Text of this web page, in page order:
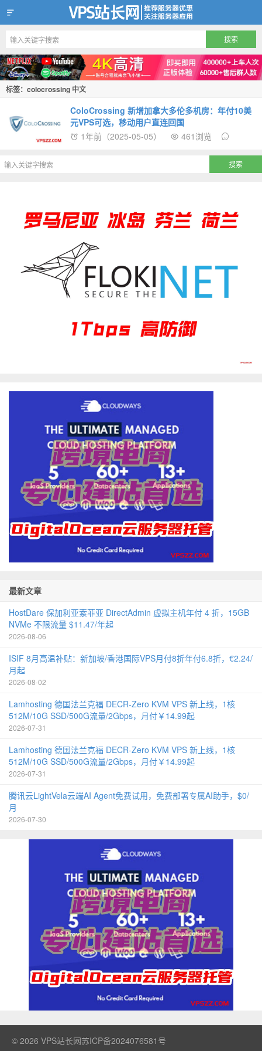
VPS站长网
标签：colocrossing 中文
ColoCrossing 新增加拿大多伦多机房：年付10美
元VPS可选，移动用户直连回国
1年前（2025-05-05）
461浏览
最新文章
HostDare 保加利亚索菲亚 DirectAdmin 虚拟主机年付 4 折，15GB
NVMe 不限流量 $11.47/年起
2026-08-06
ISIF 8月高温补贴：新加坡/香港国际VPS月付8折年付6.8折，€2.24/
月起
2026-08-02
Lamhosting 德国法兰克福 DECR-Zero KVM VPS 新上线，1核
512M/10G SSD/500G流量/2Gbps，月付￥14.99起
2026-07-31
Lamhosting 德国法兰克福 DECR-Zero KVM VPS 新上线，1核
512M/10G SSD/500G流量/2Gbps，月付￥14.99起
2026-07-31
腾讯云LightVela云端AI Agent免费试用，免费部署专属AI助手，$0/
月
2026-07-30
© 2026 VPS站长网苏ICP备2024076581号